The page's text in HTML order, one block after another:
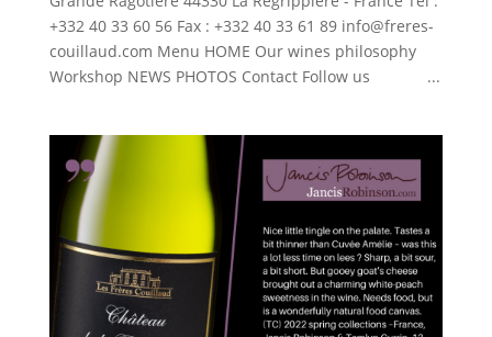
+332 40 33 60 56 Fax : +332 40 33 61 89 info@freres-
couillaud.com Menu HOME Our wines philosophy
Workshop NEWS PHOTOS Contact Follow us ...